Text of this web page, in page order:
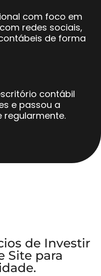
com foco em
redes sociais,
de forma
contábil
e passou a
regularmente.
de Investir
Site para